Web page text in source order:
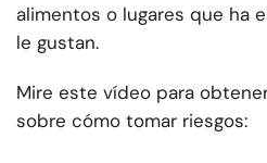
alimentos o lugares que ha
le gustan.
Mire este vídeo para
sobre cómo tomar riesgos: